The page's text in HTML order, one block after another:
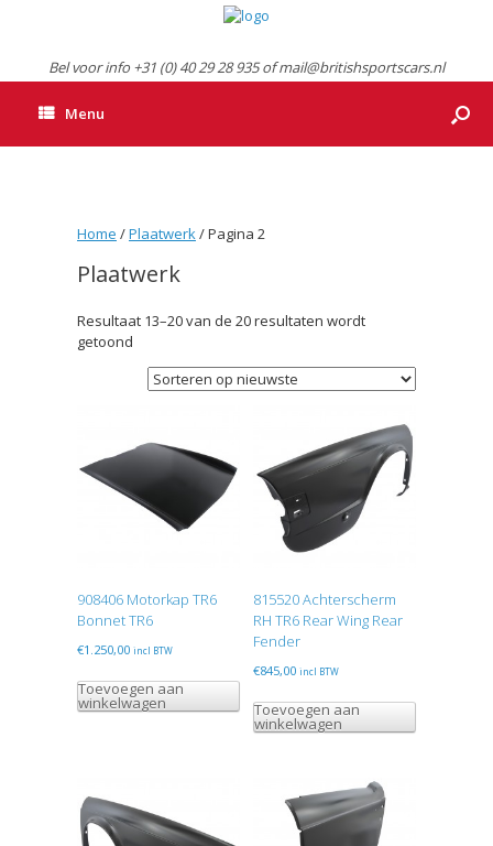
Bel voor info +31 (0) 40 29 28 935 of mail@britishsportscars.nl
Menu
Home /Plaatwerk/ Pagina 2
Plaatwerk
Resultaat 13–20 van de 20 resultaten wordt
getoond
nieuwste
908406 Motorkap TR6
Bonnet TR6
€1.250,00 incl BTW
Toevoegen aan
winkelwagen
815520 Achterscherm
RH TR6 Rear Wing Rear
Fender
€845,00 incl BTW
Toevoegen aan
winkelwagen